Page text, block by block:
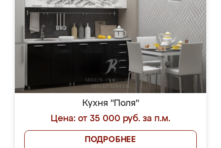
Кухня "Поля"
Цена: от 35 000 руб. за п.м.
ПОДРОБНЕЕ